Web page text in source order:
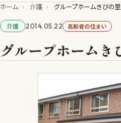
ホーム › 介護 › グループホームきびの里
介護 2014.05.22 高齢者の住まい
グループホームき